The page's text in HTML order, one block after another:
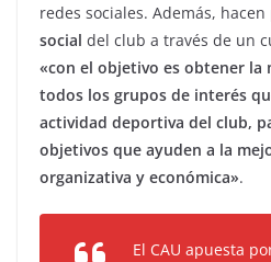
redes sociales. Además,
social del club a través de un
«con el objetivo es obtener la
todos los grupos de interés
actividad deportiva del club,
objetivos que ayuden a la
organizativa y económica».
El CAU apuesta